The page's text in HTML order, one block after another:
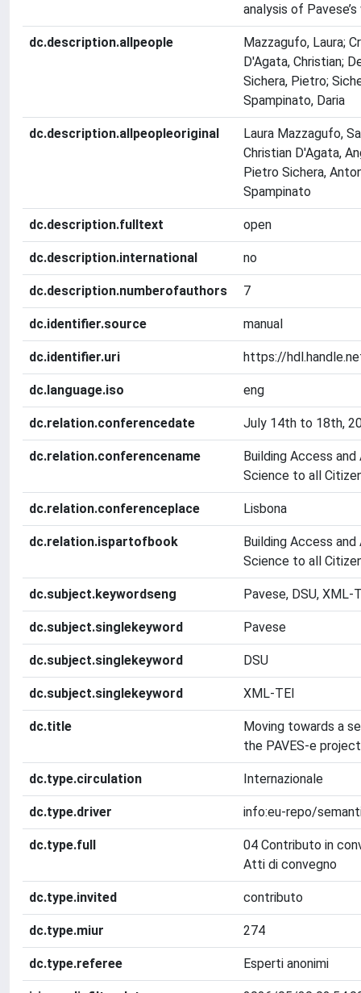
analysis of
dc.description.allpeople
Mazzagufo, Laura;
D'Agata, Christian;
Sichera, Pietro;
Spampinato, Daria
dc.description.allpeopleoriginal
Laura Mazzagufo,
Christian D'Agata,
Pietro Sichera,
Spampinato
dc.description.fulltext open
dc.description.international no
dc.description.numberofauthors 7
dc.identifier.source manual
dc.identifier.uri https://
dc.language.iso eng
dc.relation.conferencedate July 14th to 18th,
dc.relation.conferencename
Building Access
Science to all
dc.relation.conferenceplace Lisbona
dc.relation.ispartofbook
Building Access
Science to all
dc.subject.keywordseng Pavese, DSU, XML-
dc.subject.singlekeyword Pavese
dc.subject.singlekeyword DSU
dc.subject.singlekeyword XML-TEI
dc.title
Moving towards a
the PAVES-e project
dc.type.circulation Internazionale
dc.type.driver info:eu-repo/
dc.type.full
04 Contributo in
Atti di convegno
dc.type.invited contributo
dc.type.miur 274
dc.type.referee Esperti anonimi